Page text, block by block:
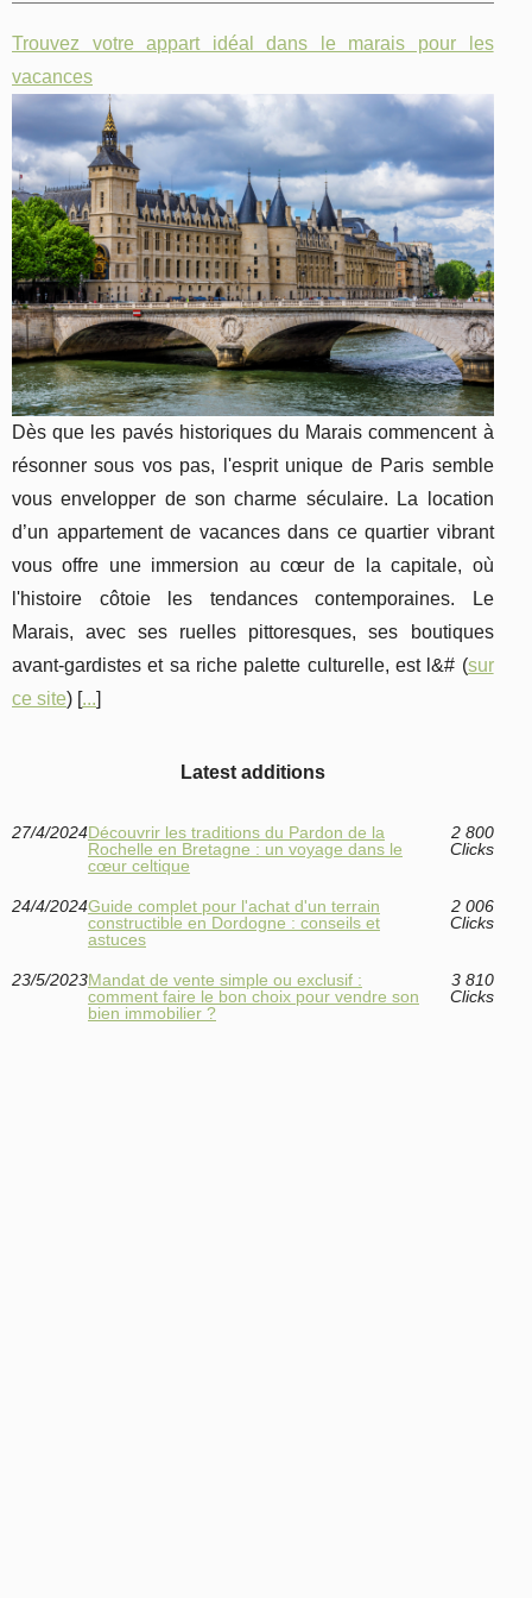
Trouvez votre appart idéal dans le marais pour les
vacances
Dès que les pavés historiques du Marais commencent à
résonner sous vos pas, l'esprit unique de Paris semble
vous envelopper de son charme séculaire. La location
d’un appartement de vacances dans ce quartier vibrant
vous offre une immersion au cœur de la capitale, où
l'histoire côtoie les tendances contemporaines. Le
Marais, avec ses ruelles pittoresques, ses boutiques
avant-gardistes et sa riche palette culturelle, est l&# (sur
ce site) [...]
Latest additions
27/4/2024Découvrir les traditions du Pardon de la
Rochelle en Bretagne : un voyage dans le
cœur celtique
2 800
Clicks
24/4/2024Guide complet pour l'achat d'un terrain
constructible en Dordogne : conseils et
astuces
2 006
Clicks
23/5/2023Mandat de vente simple ou exclusif :
comment faire le bon choix pour vendre son
bien immobilier ?
3 810
Clicks